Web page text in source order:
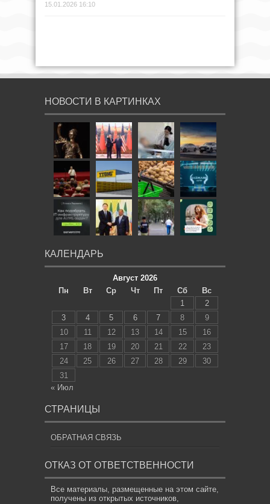
15.01.2026 16:10
НОВОСТИ В КАРТИНКАХ
КАЛЕНДАРЬ
Август 2026
Пн
Вт Ср Чт Пт Сб
Вс
1
2
3
4 5 6 7 8
9
10
11 12 13 14 15
16
17
18 19 20 21 22
23
24
25 26 27 28 29
30
31
« Июл
СТРАНИЦЫ
ОБРАТНАЯ СВЯЗЬ
ОТКАЗ ОТ ОТВЕТСТВЕННОСТИ
Все материалы, размещенные на этом сайте,
получены из открытых источников,